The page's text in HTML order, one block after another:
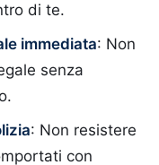
di te.
immediata: Non
senza
: Non resistere
con